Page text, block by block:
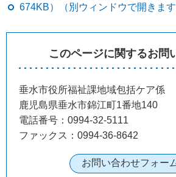
674KB）（別ウィンドウで開きます
このページに関するお問
垂水市役所福祉課地域包括ケア係
鹿児島県垂水市錦江町1番地140
電話番号：0994-32-5111
ファックス：0994-36-8642